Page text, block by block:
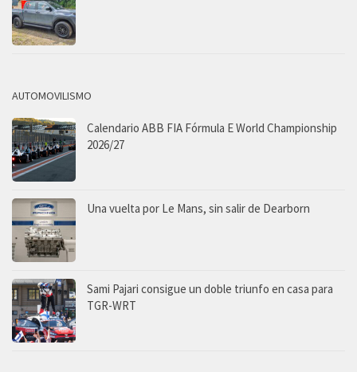
AUTOMOVILISMO
Calendario ABB FIA Fórmula E World Championship
2026/27
Una vuelta por Le Mans, sin salir de Dearborn
Sami Pajari consigue un doble triunfo en casa para
TGR-WRT